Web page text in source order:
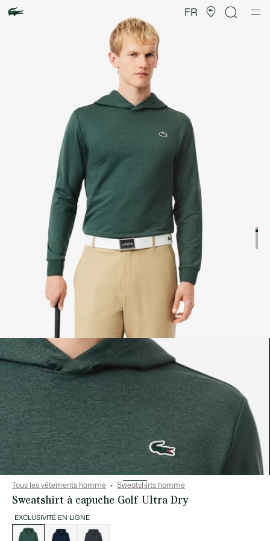
FR
d’images
produit
Tous les vêtements homme Sweatshirts homme
Sweatshirt à capuche Golf Ultra Dry
EXCLUSIVITÉ EN LIGNE
Liste
des
déclinaisons